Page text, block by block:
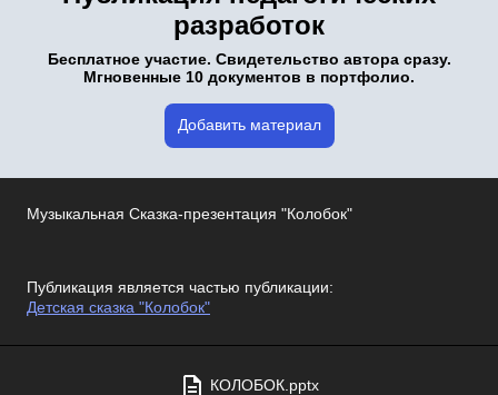
разработок
Бесплатное участие. Свидетельство автора сразу.
Мгновенные 10 документов в портфолио.
Добавить материал
Музыкальная Сказка-презентация "Колобок"
Публикация является частью публикации:
Детская сказка "Колобок"
КОЛОБОК.pptx